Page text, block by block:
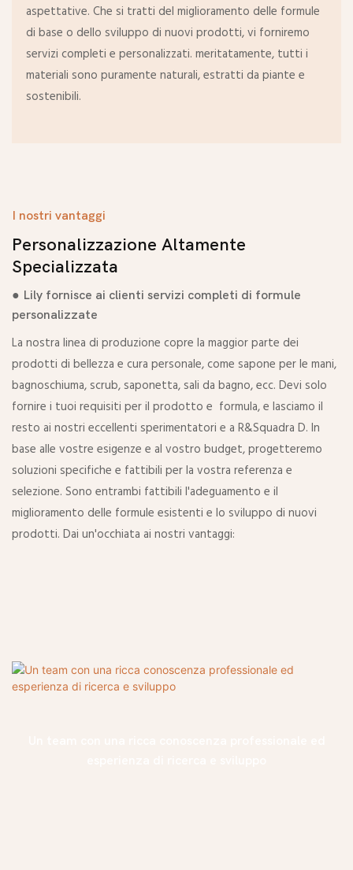
aspettative. Che si tratti del miglioramento delle formule
di base o dello sviluppo di nuovi prodotti, vi forniremo
servizi completi e personalizzati. meritatamente, tutti i
materiali sono puramente naturali, estratti da piante e
sostenibili.
I nostri vantaggi
Personalizzazione Altamente
Specializzata
● Lily fornisce ai clienti servizi completi di formule
personalizzate
La nostra linea di produzione copre la maggior parte dei
prodotti di bellezza e cura personale, come sapone per le mani,
bagnoschiuma, scrub, saponetta, sali da bagno, ecc. Devi solo
fornire i tuoi requisiti per il prodotto e formula, e lasciamo il
resto ai nostri eccellenti sperimentatori e a R&Squadra D. In
base alle vostre esigenze e al vostro budget, progetteremo
soluzioni specifiche e fattibili per la vostra referenza e
selezione. Sono entrambi fattibili l'adeguamento e il
miglioramento delle formule esistenti e lo sviluppo di nuovi
prodotti. Dai un'occhiata ai nostri vantaggi: